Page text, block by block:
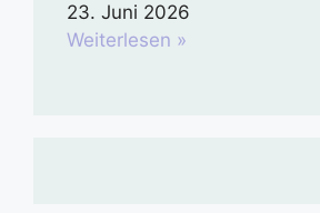
23. Juni 2026
Weiterlesen »